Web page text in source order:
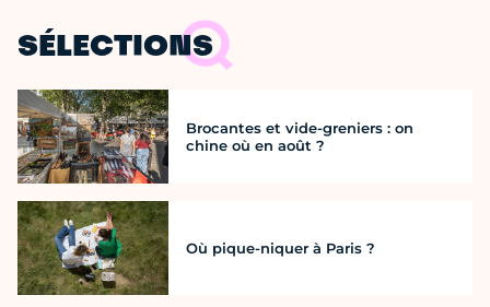
SÉLECTIONS
Brocantes et vide-greniers : on
chine où en août ?
Où pique-niquer à Paris ?